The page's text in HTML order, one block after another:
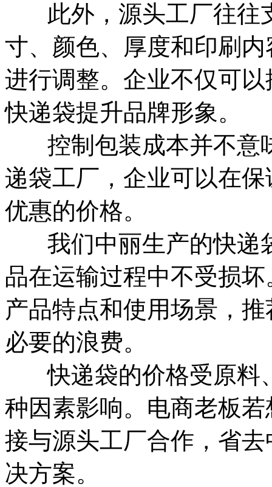
此外，源头工厂往往
寸、颜色、厚度和印刷
进行调整。企业不仅可
快递袋提升品牌形象。
控制包装成本并不意
递袋工厂，企业可以在
优惠的价格。
我们中丽生产的快递
品在运输过程中不受损
产品特点和使用场景，
必要的浪费。
快递袋的价格受原料
种因素影响。电商老板
接与源头工厂合作，省
决方案。